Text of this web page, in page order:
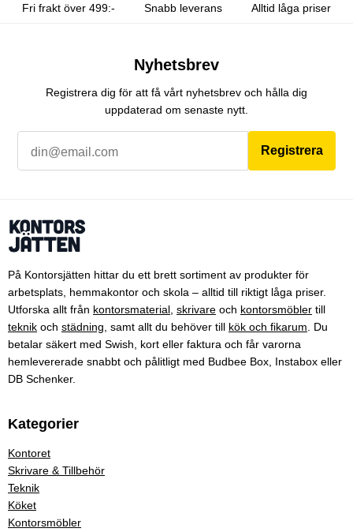
Fri frakt över 499:- Snabb leverans Alltid låga priser
Nyhetsbrev
Registrera dig för att få vårt nyhetsbrev och hålla dig
uppdaterad om senaste nytt.
Registrera
På Kontorsjätten hittar du ett brett sortiment av produkter för
arbetsplats, hemmakontor och skola – alltid till riktigt låga priser.
Utforska allt från kontorsmaterial skrivare och kontorsmöbler till
teknik och städning , samt allt du behöver till kök och fikarum . Du
betalar säkert med Swish, kort eller faktura och får varorna
hemlevererade snabbt och pålitligt med Budbee Box, Instabox eller
DB Schenker.
Kategorier
Kontoret
Skrivare & Tillbehör
Teknik
Köket
Kontorsmöbler